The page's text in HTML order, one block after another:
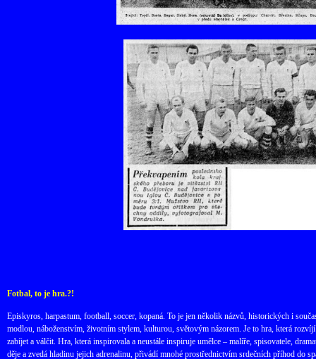
Fotbal, to je hra.?!
Episkyros, harpastum, football, soccer, kopaná. To je jen několik názvů, historických i
modlou, náboženstvím, životním stylem, kulturou, světovým názorem. Je to hra, která
zabíjet a válčit. Hra, která inspirovala a neustále inspiruje umělce – malíře, spisovatele,
děje a zvedá hladinu jejich adrenalinu, přivádí mnohé prostřednictvím srdečních příhod do